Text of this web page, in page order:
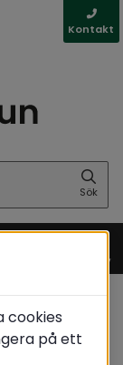
öppnas i nytt
webbplats,
Kontakt
Sök
Meny
cookies
på ett